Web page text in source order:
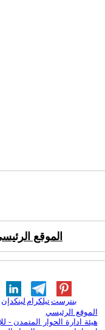
الموقع
لينكدإن تيلكرامبنترست
الموقع الرئيسي
هيئة ادارة الحوار المتمدن -